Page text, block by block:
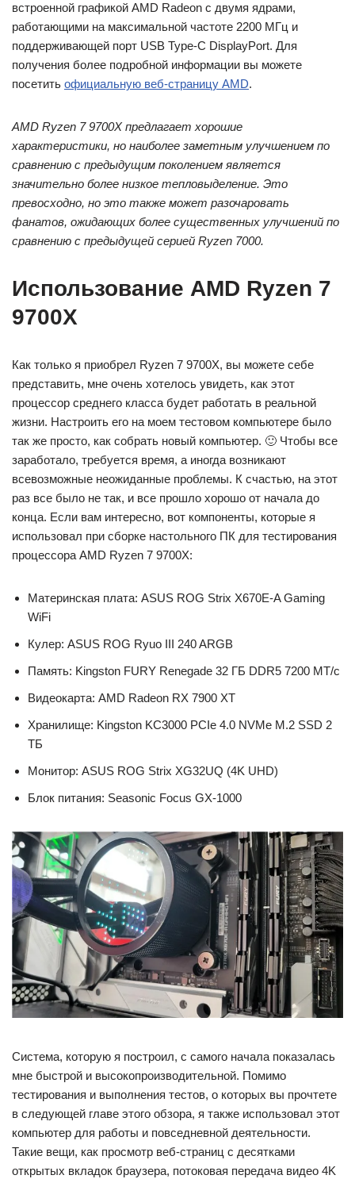
встроенной графикой AMD Radeon с двумя ядрами,
работающими на максимальной частоте 2200 МГц и
поддерживающей порт USB Type-C DisplayPort. Для
получения более подробной информации вы можете
посетить официальную веб-страницу AMD.
AMD Ryzen 7 9700X предлагает хорошие
характеристики, но наиболее заметным улучшением по
сравнению с предыдущим поколением является
значительно более низкое тепловыделение. Это
превосходно, но это также может разочаровать
фанатов, ожидающих более существенных улучшений по
сравнению с предыдущей серией Ryzen 7000.
Использование AMD Ryzen 7
9700X
Как только я приобрел Ryzen 7 9700X, вы можете себе
представить, мне очень хотелось увидеть, как этот
процессор среднего класса будет работать в реальной
жизни. Настроить его на моем тестовом компьютере было
так же просто, как собрать новый компьютер. 🙂 Чтобы все
заработало, требуется время, а иногда возникают
всевозможные неожиданные проблемы. К счастью, на этот
раз все было не так, и все прошло хорошо от начала до
конца. Если вам интересно, вот компоненты, которые я
использовал при сборке настольного ПК для тестирования
процессора AMD Ryzen 7 9700X:
Материнская плата: ASUS ROG Strix X670E-A Gaming
WiFi
Кулер: ASUS ROG Ryuo III 240 ARGB
Память: Kingston FURY Renegade 32 ГБ DDR5 7200 МТ/с
Видеокарта: AMD Radeon RX 7900 XT
Хранилище: Kingston KC3000 PCIe 4.0 NVMe M.2 SSD 2
ТБ
Монитор: ASUS ROG Strix XG32UQ (4K UHD)
Блок питания: Seasonic Focus GX-1000
Система, которую я построил, с самого начала показалась
мне быстрой и высокопроизводительной. Помимо
тестирования и выполнения тестов, о которых вы прочтете
в следующей главе этого обзора, я также использовал этот
компьютер для работы и повседневной деятельности.
Такие вещи, как просмотр веб-страниц с десятками
открытых вкладок браузера, потоковая передача видео 4K